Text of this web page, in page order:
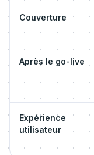
Couverture
Après le go-live
Expérience
utilisateur